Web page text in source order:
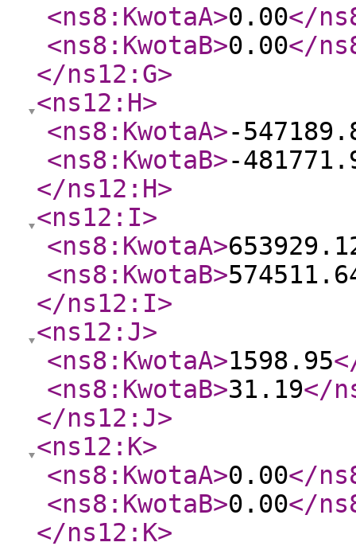
<ns8:KwotaA>0.00</
<ns8:KwotaB>0.00</
</ns12:G>
<ns12:H>
<ns8:KwotaA>-
<ns8:KwotaB>-
</ns12:H>
<ns12:I>
<ns8:KwotaA>
<ns8:KwotaB>
</ns12:I>
<ns12:J>
<ns8:KwotaA>1598.95
<ns8:KwotaB>31.19</
</ns12:J>
<ns12:K>
<ns8:KwotaA>0.00</
<ns8:KwotaB>0.00</
</ns12:K>